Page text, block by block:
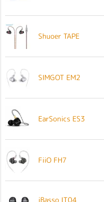
Shuoer TAPE
SIMGOT EM2
EarSonics ES3
FiiO FH7
iBasso IT04